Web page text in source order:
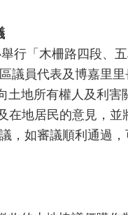
行「木柵路四段、
議員代表及博嘉里里
地所有權人及利害
在地居民的意見，並
，如審議順利通過